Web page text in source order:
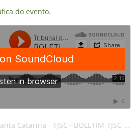
do evento.
Catarina - TJSC · BOLETIM-TJSC-04FEV25-TRIBUNAIS-AI